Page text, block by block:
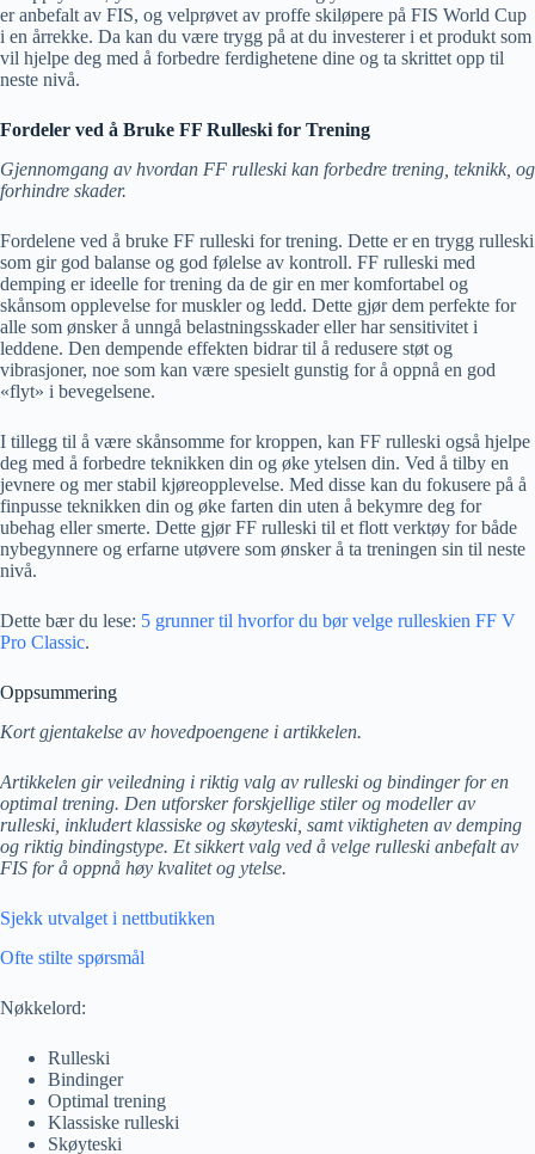
er anbefalt av FIS, og velprøvet av proffe skiløpere på FIS World Cup
i en årrekke. Da kan du være trygg på at du investerer i et produkt som
vil hjelpe deg med å forbedre ferdighetene dine og ta skrittet opp til
neste nivå.
Fordeler ved å Bruke FF Rulleski for Trening
Gjennomgang av hvordan FF rulleski kan forbedre trening, teknikk, og
forhindre skader.
Fordelene ved å bruke FF rulleski for trening. Dette er en trygg rulleski
som gir god balanse og god følelse av kontroll. FF rulleski med
demping er ideelle for trening da de gir en mer komfortabel og
skånsom opplevelse for muskler og ledd. Dette gjør dem perfekte for
alle som ønsker å unngå belastningsskader eller har sensitivitet i
leddene. Den dempende effekten bidrar til å redusere støt og
vibrasjoner, noe som kan være spesielt gunstig for å oppnå en god
«flyt» i bevegelsene.
I tillegg til å være skånsomme for kroppen, kan FF rulleski også hjelpe
deg med å forbedre teknikken din og øke ytelsen din. Ved å tilby en
jevnere og mer stabil kjøreopplevelse. Med disse kan du fokusere på å
finpusse teknikken din og øke farten din uten å bekymre deg for
ubehag eller smerte. Dette gjør FF rulleski til et flott verktøy for både
nybegynnere og erfarne utøvere som ønsker å ta treningen sin til neste
nivå.
Dette bær du lese: 5 grunner til hvorfor du bør velge rulleskien FF V
Pro Classic.
Oppsummering
Kort gjentakelse av hovedpoengene i artikkelen.
Artikkelen gir veiledning i riktig valg av rulleski og bindinger for en
optimal trening. Den utforsker forskjellige stiler og modeller av
rulleski, inkludert klassiske og skøyteski, samt viktigheten av demping
og riktig bindingstype. Et sikkert valg ved å velge rulleski anbefalt av
FIS for å oppnå høy kvalitet og ytelse.
Sjekk utvalget i nettbutikken
Ofte stilte spørsmål
Nøkkelord:
Rulleski
Bindinger
Optimal trening
Klassiske rulleski
Skøyteski